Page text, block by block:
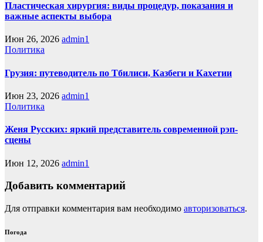
Пластическая хирургия: виды процедур, показания и
важные аспекты выбора
Июн 26, 2026 admin1
Политика
Грузия: путеводитель по Тбилиси, Казбеги и Кахетии
Июн 23, 2026 admin1
Политика
Женя Русских: яркий представитель современной рэп-
сцены
Июн 12, 2026 admin1
Добавить комментарий
Для отправки комментария вам необходимо авторизоваться.
Погода